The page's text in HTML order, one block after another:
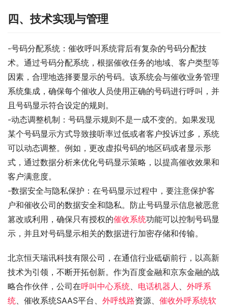
四、技术实现与管理
-号码分配系统：催收呼叫系统背后有复杂的号码分配技
术。通过号码分配系统，根据催收任务的地域、客户类型等
因素，合理地选择要显示的号码。该系统会与催收业务管理
系统集成，确保每个催收人员使用正确的号码进行呼叫，并
且号码显示符合设定的规则。
-动态调整机制：号码显示规则不是一成不变的。如果发现
某个号码显示方式导致接听率过低或者客户投诉过多，系统
可以动态调整。例如，更改虚拟号码的地区码或者显示形
式，通过数据分析来优化号码显示策略，以提高催收效果和
客户满意度。
-数据安全与隐私保护：在号码显示过程中，要注意保护客
户和催收公司的数据安全和隐私。防止号码显示信息被恶意
篡改或利用，确保只有授权的催收系统功能可以控制号码显
示，并且对号码显示相关的数据进行加密存储和传输。
北京恒天瑞讯科技有限公司，在通信行业砥砺前行，以高新
技术为引领，不断开拓创新。作为百度金融和京东金融的战
略合作伙伴，公司在呼叫中心系统、 电话机器人 、 外呼系
统、催收系统SAAS平台、 外呼线路资源、 催收外呼系统软